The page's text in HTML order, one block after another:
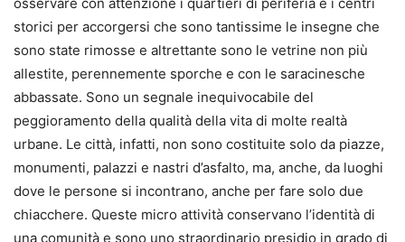
storici per accorgersi che sono tantissime le insegne che
sono state rimosse e altrettante sono le vetrine non più
allestite, perennemente sporche e con le saracinesche
abbassate. Sono un segnale inequivocabile del
peggioramento della qualità della vita di molte realtà
urbane. Le città, infatti, non sono costituite solo da piazze,
monumenti, palazzi e nastri d’asfalto, ma, anche, da luoghi
dove le persone si incontrano, anche per fare solo due
chiacchere. Queste micro attività conservano l’identità di
una comunità e sono uno straordinario presidio in grado di